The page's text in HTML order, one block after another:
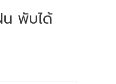
พับได้